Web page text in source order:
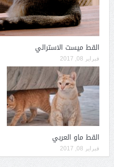
القط ميست الاسترالي
فبراير 08, 2017
القط ماو العربي
فبراير 08, 2017